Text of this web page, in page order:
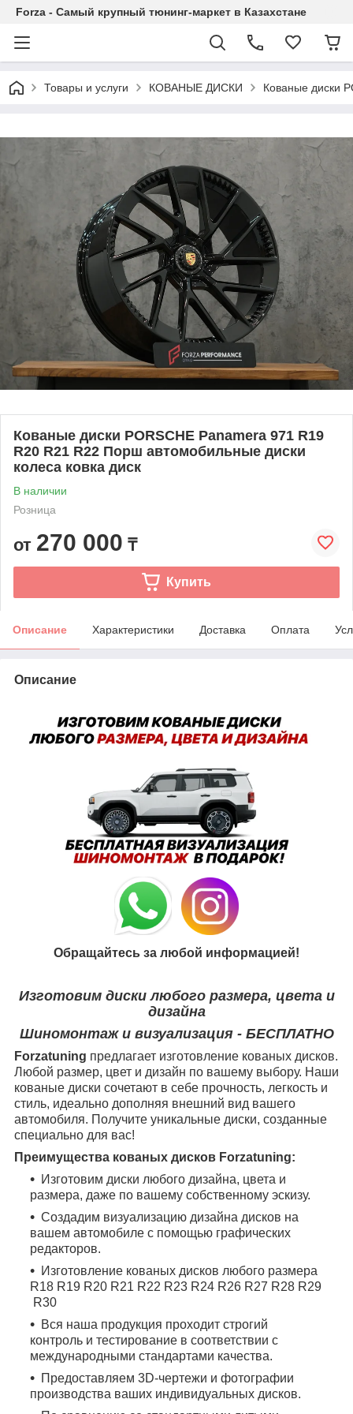
Forza - Самый крупный тюнинг-маркет в Казахстане
Товары и услуги КОВАНЫЕ ДИСКИ Кованые диски
Кованые диски PORSCHE Panamera 971 R19
R20 R21 R22 Порш автомобильные диски
колеса ковка диск
В наличии
Розница
от 270 000 ₸
Купить
Описание Характеристики Доставка Оплата
Описание
Обращайтесь за любой информацией!
Изготовим диски любого размера, цвета и
дизайна
Шиномонтаж и визуализация - БЕСПЛАТНО
Forzatuning предлагает изготовление кованых дисков.
Любой размер, цвет и дизайн по вашему выбору. Наши
кованые диски сочетают в себе прочность, легкость и
стиль, идеально дополняя внешний вид вашего
автомобиля. Получите уникальные диски, созданные
специально для вас!
Преимущества кованых дисков Forzatuning:
Изготовим диски любого дизайна, цвета и
размера, даже по вашему собственному эскизу.
Создадим визуализацию дизайна дисков на
вашем автомобиле с помощью графических
редакторов.
Изготовление кованых дисков любого размера
R18 R19 R20 R21 R22 R23 R24 R26 R27 R28 R29
R30
Вся наша продукция проходит строгий
контроль и тестирование в соответствии с
международными стандартами качества.
Предоставляем 3D-чертежи и фотографии
производства ваших индивидуальных дисков.